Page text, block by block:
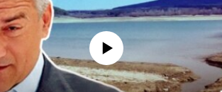
No media source currently available